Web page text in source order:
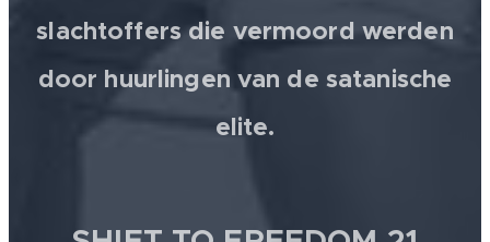
slachtoffers die vermoord werden
door huurlingen van de satanische
elite.